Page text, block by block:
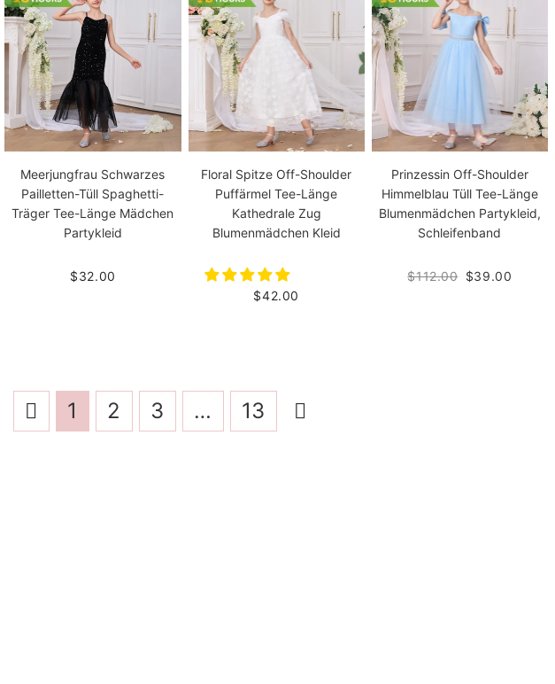
Meerjungfrau Schwarzes
Pailletten-Tüll Spaghetti-
Träger Tee-Länge Mädchen
Partykleid
$32.00
Floral Spitze Off-Shoulder
Puffärmel Tee-Länge
Kathedrale Zug
Blumenmädchen Kleid
$42.00
Prinzessin Off-Shoulder
Himmelblau Tüll Tee-Länge
Blumenmädchen Partykleid,
Schleifenband
$112.00 $39.00
1 2 3 … 13